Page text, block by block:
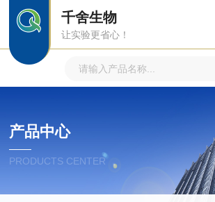
千舍生物
让实验更省心！
产品中心
PRODUCTS CENTER